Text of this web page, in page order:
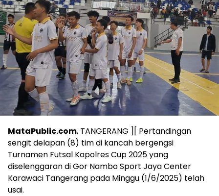
MataPublic.com, TANGERANG ][ Pertandingan
sengit delapan (8) tim di kancah bergengsi
Turnamen Futsal Kapolres Cup 2025 yang
diselenggaran di Gor Nambo Sport Jaya Center
Karawaci Tangerang pada Minggu (1/6/2025) telah
usai.